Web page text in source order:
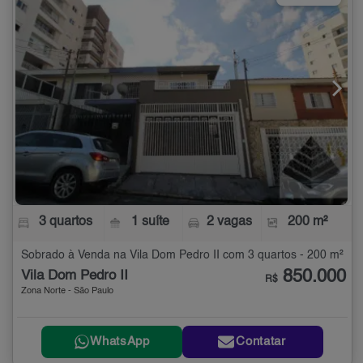
3 quartos 1 suíte 2 vagas 200 m²
Sobrado à Venda na Vila Dom Pedro II com 3 quartos - 200 m²
Vila Dom Pedro II
Zona Norte - São Paulo
R$ 850.000
WhatsApp Contatar